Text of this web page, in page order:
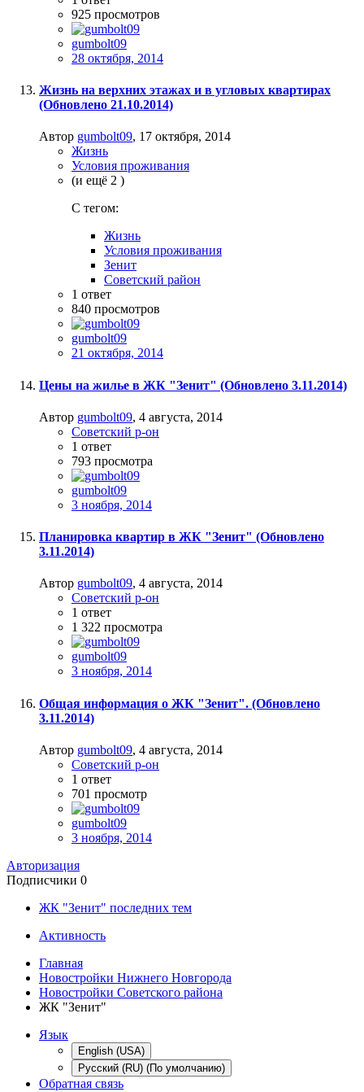
925 просмотров
gumbolt09
28 октября, 2014
Жизнь на верхних этажах и в угловых квартирах
(Обновлено 21.10.2014)
Автор gumbolt09, 17 октября, 2014
Жизнь
Условия проживания
(и ещё 2 )
C тегом:
Жизнь
Условия проживания
Зенит
Советский район
1 ответ
840 просмотров
gumbolt09
21 октября, 2014
Цены на жилье в ЖК "Зенит" (Обновлено 3.11.2014)
Автор gumbolt09, 4 августа, 2014
Советский р-он
1 ответ
793 просмотра
gumbolt09
3 ноября, 2014
Планировка квартир в ЖК "Зенит" (Обновлено
3.11.2014)
Автор gumbolt09, 4 августа, 2014
Советский р-он
1 ответ
1 322 просмотра
gumbolt09
3 ноября, 2014
Общая информация о ЖК "Зенит". (Обновлено
3.11.2014)
Автор gumbolt09, 4 августа, 2014
Советский р-он
1 ответ
701 просмотр
gumbolt09
3 ноября, 2014
Авторизация
Подписчики 0
ЖК "Зенит" последних тем
Активность
Главная
Новостройки Нижнего Новгорода
Новостройки Советского района
ЖК "Зенит"
Язык
English (USA)
Русский (RU) (По умолчанию)
Обратная связь